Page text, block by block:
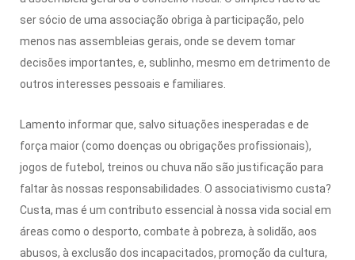
ser sócio de uma associação obriga à participação, pelo
menos nas assembleias gerais, onde se devem tomar
decisões importantes, e, sublinho, mesmo em detrimento de
outros interesses pessoais e familiares.
Lamento informar que, salvo situações inesperadas e de
força maior (como doenças ou obrigações profissionais),
jogos de futebol, treinos ou chuva não são justificação para
faltar às nossas responsabilidades. O associativismo custa?
Custa, mas é um contributo essencial à nossa vida social em
áreas como o desporto, combate à pobreza, à solidão, aos
abusos, à exclusão dos incapacitados, promoção da cultura,